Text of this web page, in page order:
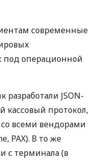
современные
под операционной
JSON-
кассовый протокол,
всеми вендорами
PAX). В то же
с терминала (в